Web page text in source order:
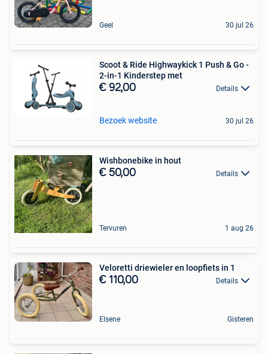
Geel 30 jul 26
Scoot & Ride Highwaykick 1 Push & Go -
2-in-1 Kinderstep met
€ 92,00 Details
Bezoek website 30 jul 26
Wishbonebike in hout
€ 50,00 Details
Tervuren 1 aug 26
Veloretti driewieler en loopfiets in 1
€ 110,00 Details
Elsene Gisteren